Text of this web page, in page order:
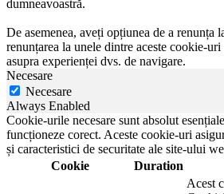
dumneavoastră.
De asemenea, aveți opțiunea de a renunța
renunțarea la unele dintre aceste cookie-
asupra experienței dvs. de navigare.
Necesare
Necesare
Always Enabled
Cookie-urile necesare sunt absolut
funcționeze corect. Aceste cookie-uri
și caracteristici de securitate ale site-ului
Cookie
Duration
Acest